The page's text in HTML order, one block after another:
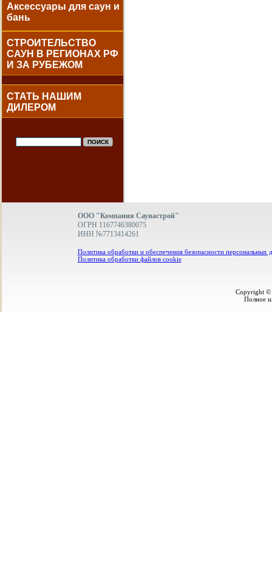
Аксессуары для саун и
бань
СТРОИТЕЛЬСТВО
САУН В РЕГИОНАХ РФ
И ЗА РУБЕЖОМ
СТАТЬ НАШИМ
ДИЛЕРОМ
ООО "Компания Саунастрой"
ОГРН 1167746380075
ИНН №7713414261
Политика обработки и обеспечения безопасности персональных
Политика обработки файлов cookie
Copyright ©
Полное